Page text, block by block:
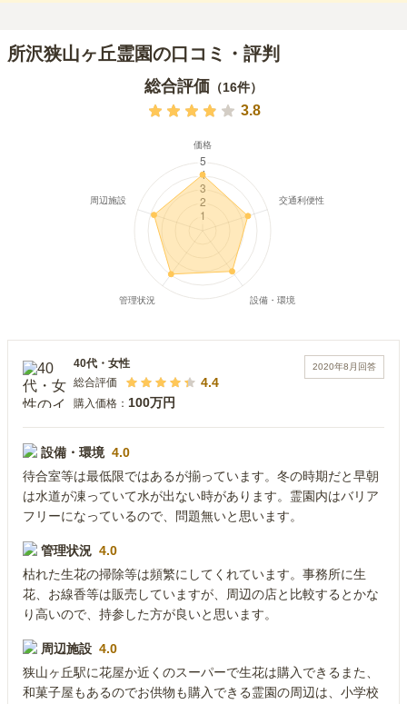
所沢狭山ヶ丘霊園の口コミ・評判
総合評価 （16件）
3.8
2020年8月 回答
40代 ・ 女性
総合評価
4.4
購入価格： 100万円
設備・環境 4.0
待合室等は最低限ではあるが揃っています。冬の時期だと早朝
は水道が凍っていて水が出ない時があります。霊園内はバリア
フリーになっているので、問題無いと思います。
管理状況 4.0
枯れた生花の掃除等は頻繁にしてくれています。事務所に生
花、お線香等は販売していますが、周辺の店と比較するとかな
り高いので、持参した方が良いと思います。
周辺施設 4.0
狭山ヶ丘駅に花屋か近くのスーパーで生花は購入できるまた、
和菓子屋もあるのでお供物も購入できる霊園の周辺は、小学校